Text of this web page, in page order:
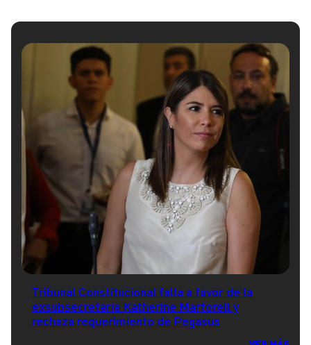
Tribunal Constitucional falla a favor de la
exsubsecretaria Katherine Martorell y
rechaza requerimiento de Pegasus